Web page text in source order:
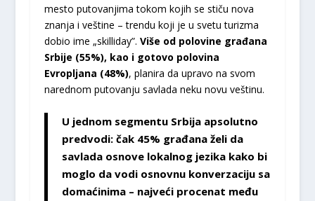
mesto putovanjima tokom kojih se stiču nova
znanja i veštine – trendu koji je u svetu turizma
dobio ime „skilliday”. Više od polovine građana
Srbije (55%), kao i gotovo polovina
Evropljana (48%), planira da upravo na svom
narednom putovanju savlada neku novu veštinu.
U jednom segmentu Srbija apsolutno
predvodi: čak 45% građana želi da
savlada osnove lokalnog jezika kako bi
moglo da vodi osnovnu konverzaciju sa
domaćinima – najveći procenat među